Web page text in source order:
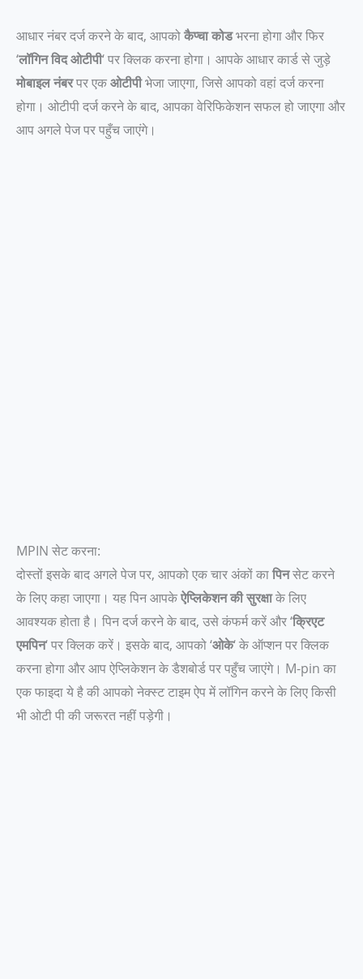
आधार नंबर दर्ज करने के बाद, आपकोकैप्चा कोडभरना होगा और फिर
‘लॉगिन विद ओटीपी‘ पर क्लिक करना होगा। आपके आधार कार्ड से जुड़े
मोबाइल नंबरपर एकओटीपीभेजा जाएगा, जिसे आपको वहां दर्ज करना
होगा। ओटीपी दर्ज करने के बाद, आपका वेरिफिकेशन सफल हो जाएगा और
आप अगले पेज पर पहुँच जाएंगे।
MPIN सेट करना:
दोस्तों इसके बाद अगले पेज पर, आपको एक चार अंकों कापिनसेट करने
के लिए कहा जाएगा। यह पिन आपकेऐप्लिकेशन की सुरक्षाके लिए
आवश्यक होता है। पिन दर्ज करने के बाद, उसे कंफर्म करें और ‘क्रिएट
एमपिन‘ पर क्लिक करें। इसके बाद, आपको ‘ओके‘ के ऑप्शन पर क्लिक
करना होगा और आप ऐप्लिकेशन के डैशबोर्ड पर पहुँच जाएंगे। M-pin का
एक फाइदा ये है की आपको नेक्स्ट टाइम ऐप में लॉगिन करने के लिए किसी
भी ओटी पी की जरूरत नहीं पड़ेगी।